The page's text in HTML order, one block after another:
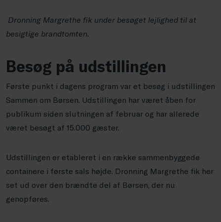
Dronning Margrethe fik under besøget lejlighed til at
besigtige brandtomten.
Besøg på udstillingen
Første punkt i dagens program var et besøg i udstillingen
Sammen om Børsen. Udstillingen har været åben for
publikum siden slutningen af februar og har allerede
været besøgt af 15.000 gæster.
Udstillingen er etableret i en række sammenbyggede
containere i første sals højde. Dronning Margrethe fik her
set ud over den brændte del af Børsen, der nu
genopføres.